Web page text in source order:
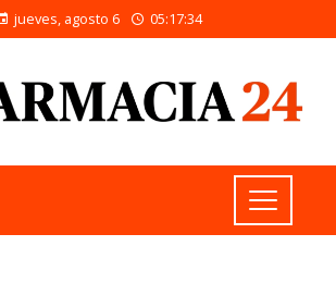
jueves, agosto 6 05:17:35